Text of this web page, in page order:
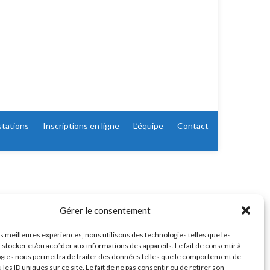
Gérer le consentement
meilleures expériences, nous utilisons des technologies telles que les
et/ou accéder aux informations des appareils. Le fait de consentir à
nous permettra de traiter des données telles que le comportement de
les ID uniques sur ce site. Le fait de ne pas consentir ou de retirer son
Inscriptions en ligne L’équipe Contact